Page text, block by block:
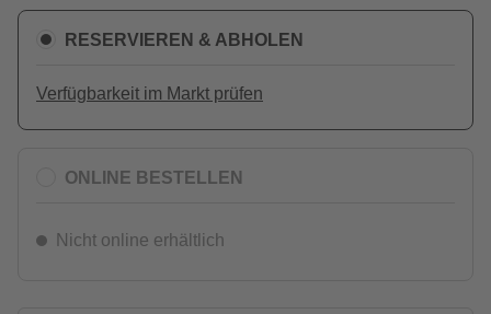
RESERVIEREN & ABHOLEN
Verfügbarkeit im Markt prüfen
ONLINE BESTELLEN
Nicht online erhältlich